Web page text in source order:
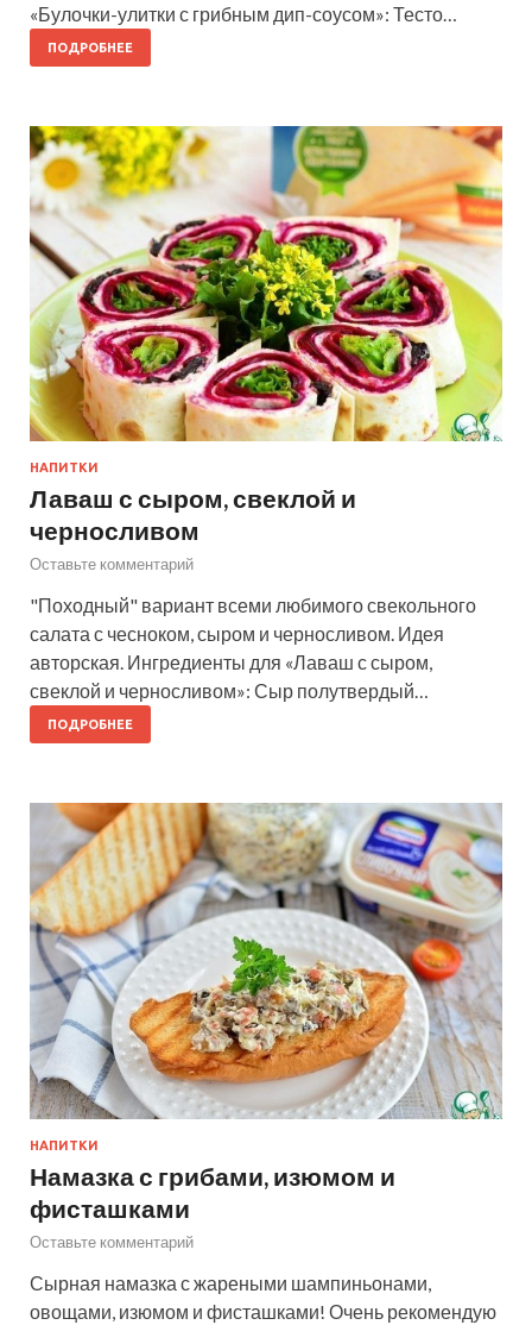
«Булочки-улитки с грибным дип-соусом»: Тесто…
ПОДРОБНЕЕ
НАПИТКИ
Лаваш с сыром, свеклой и
черносливом
Оставьте комментарий
"Походный" вариант всеми любимого свекольного
салата с чесноком, сыром и черносливом. Идея
авторская. Ингредиенты для «Лаваш с сыром,
свеклой и черносливом»: Сыр полутвердый…
ПОДРОБНЕЕ
НАПИТКИ
Намазка с грибами, изюмом и
фисташками
Оставьте комментарий
Сырная намазка с жареными шампиньонами,
овощами, изюмом и фисташками! Очень рекомендую